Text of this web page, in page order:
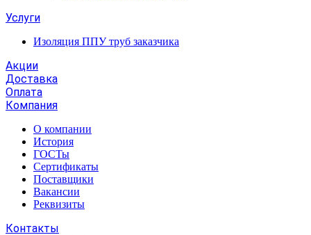
Услуги
Изоляция ППУ труб заказчика
Акции
Доставка
Оплата
Компания
О компании
История
ГОСТы
Сертификаты
Поставщики
Вакансии
Реквизиты
Контакты